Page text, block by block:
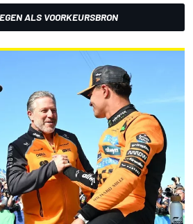
ALS VOORKEURSBRON